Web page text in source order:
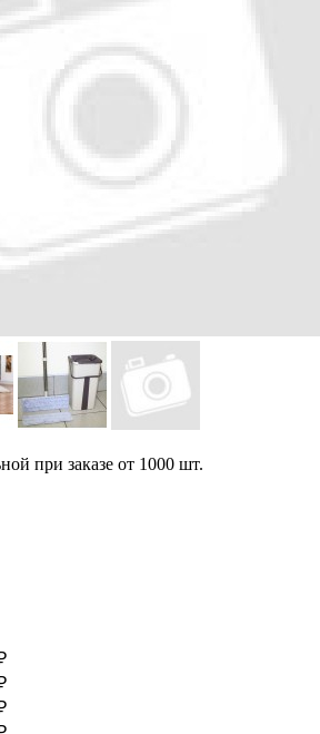
при заказе от 1000 шт.